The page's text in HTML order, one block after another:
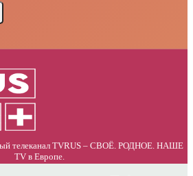
телеканал TVRUS – СВОЁ. РОДНОЕ. НАШЕ
TV в Европе.